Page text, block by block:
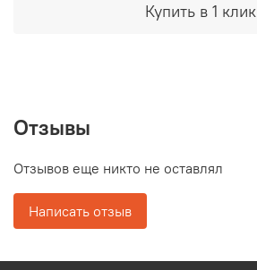
Купить в 1 клик
Отзывы
Отзывов еще никто не оставлял
Написать отзыв